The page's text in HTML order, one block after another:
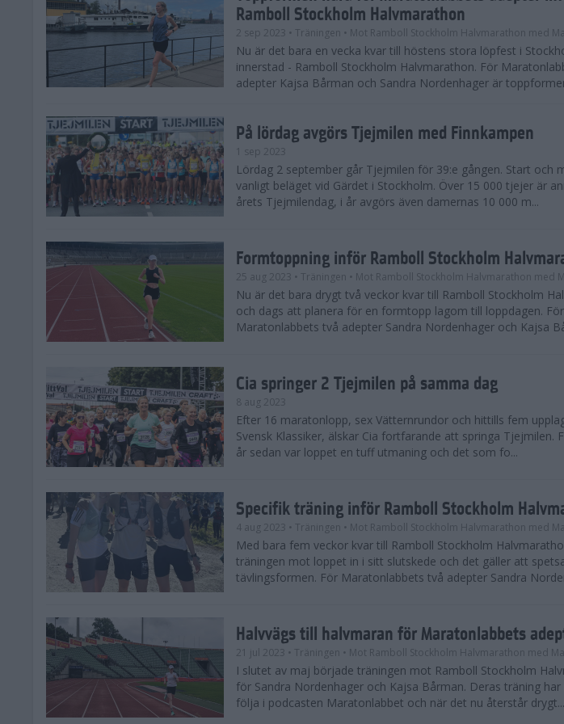
Ramboll Stockholm Halvmarathon
2 sep 2023 • Träningen • Mot Ramboll Stockholm Halvmarathon med
Nu är det bara en vecka kvar till höstens stora löpfest i
innerstad - Ramboll Stockholm Halvmarathon. För
adepter Kajsa Bårman och Sandra Nordenhager är
På lördag avgörs Tjejmilen med Finnkampen
1 sep 2023
Lördag 2 september går Tjejmilen för 39:e gången. Start och
vanligt beläget vid Gärdet i Stockholm. Över 15 000 tjejer är
årets Tjejmilendag, i år avgörs även damernas 10 000 m...
Formtoppning inför Ramboll Stockholm
25 aug 2023 • Träningen • Mot Ramboll Stockholm Halvmarathon med
Nu är det bara drygt två veckor kvar till Ramboll Stockholm
och dags att planera för en formtopp lagom till loppdagen. För
Maratonlabbets två adepter Sandra Nordenhager och Kajsa
Cia springer 2 Tjejmilen på samma dag
8 aug 2023
Efter 16 maratonlopp, sex Vätternrundor och hittills fem
Svensk Klassiker, älskar Cia fortfarande att springa Tjejmilen.
år sedan var loppet en tuff utmaning och det som fo...
Specifik träning inför Ramboll Stockholm
4 aug 2023 • Träningen • Mot Ramboll Stockholm Halvmarathon med
Med bara fem veckor kvar till Ramboll Stockholm
träningen mot loppet in i sitt slutskede och det gäller att
tävlingsformen. För Maratonlabbets två adepter Sandra
Halvvägs till halvmaran för Maratonlabbets
21 jul 2023 • Träningen • Mot Ramboll Stockholm Halvmarathon med
I slutet av maj började träningen mot Ramboll Stockholm
för Sandra Nordenhager och Kajsa Bårman. Deras träning
följa i podcasten Maratonlabbet och när det nu återstår drygt...